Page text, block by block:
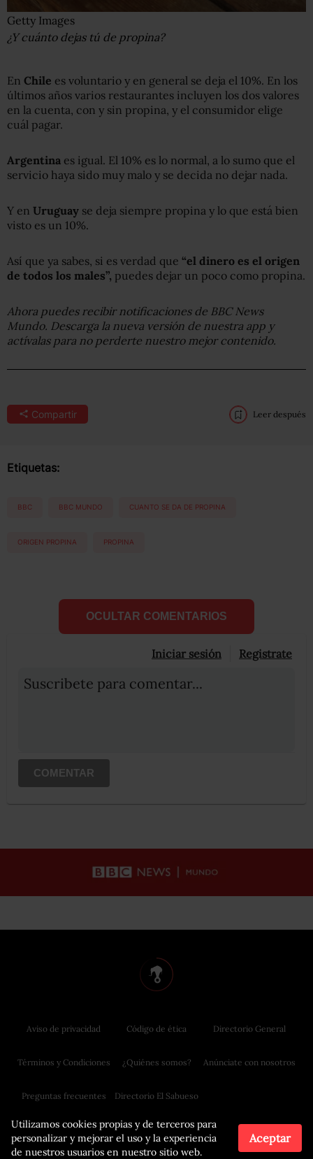
Getty Images
¿Y cuánto dejas tú de propina?
En Chile es voluntario y en general se deja el 10%. En los
últimos años varios restaurantes incluyen los dos valores
en la cuenta, con y sin propina, y el consumidor elige
cuál pagar.
Argentina es igual. El 10% es lo normal, a lo sumo que el
servicio haya sido muy malo y se decida no dejar nada.
Y en Uruguay se deja siempre propina y lo que está bien
visto es un 10%.
Así que ya sabes, si es verdad que “el dinero es el origen
de todos los males”, puedes dejar un poco como propina.
Ahora puedes recibir notificaciones de BBC News
Mundo. Descarga la nueva versión de nuestra app y
actívalas para no perderte nuestro mejor contenido.
Compartir Leer después
Etiquetas:
BBC BBC MUNDO CUANTO SE DA DE PROPINA
ORIGEN PROPINA PROPINA
OCULTAR COMENTARIOS
Iniciar sesión Registrate
Suscribete para comentar...
COMENTAR
Utilizamos cookies propias y de terceros para
personalizar y mejorar el uso y la experiencia
de nuestros usuarios en nuestro sitio web.
Aceptar
Aviso de privacidad
Términos y Condiciones
Preguntas frecuentes
Código de ética
¿Quiénes somos?
Directorio El Sabueso
Directorio General
Anúnciate con nosotros